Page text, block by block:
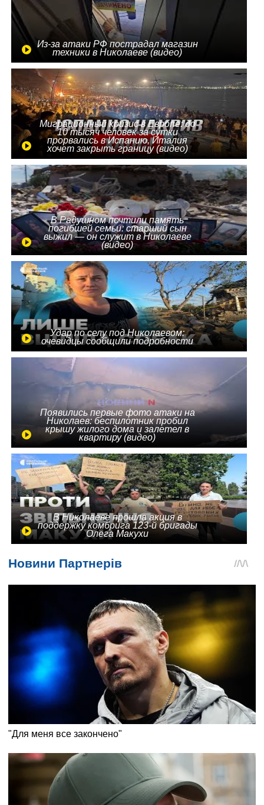
Из-за атаки РФ пострадал магазин
техники в Николаеве (видео)
Миграционный кризис в Европе: до
10 тысяч человек за сутки
прорвались в Испанию, Италия
хочет закрыть границу (видео)
В Радушном почтили память
погибшей семьи: старший сын
выжил — он служит в Николаеве
(видео)
Удар по селу под Николаевом:
очевидцы сообщили подробности
Появились первые фото атаки на
Николаев: беспилотник пробил
крышу жилого дома и залетел в
квартиру (видео)
В Николаеве прошла акция в
поддержку комбрига 123-й бригады
Олега Макухи